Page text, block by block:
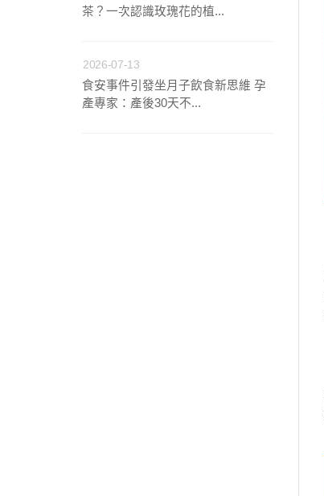
茶？一次認識玫瑰花的植...
2026-07-13
食安事件引發坐月子飲食新思維 孕
產專家：產後30天不...